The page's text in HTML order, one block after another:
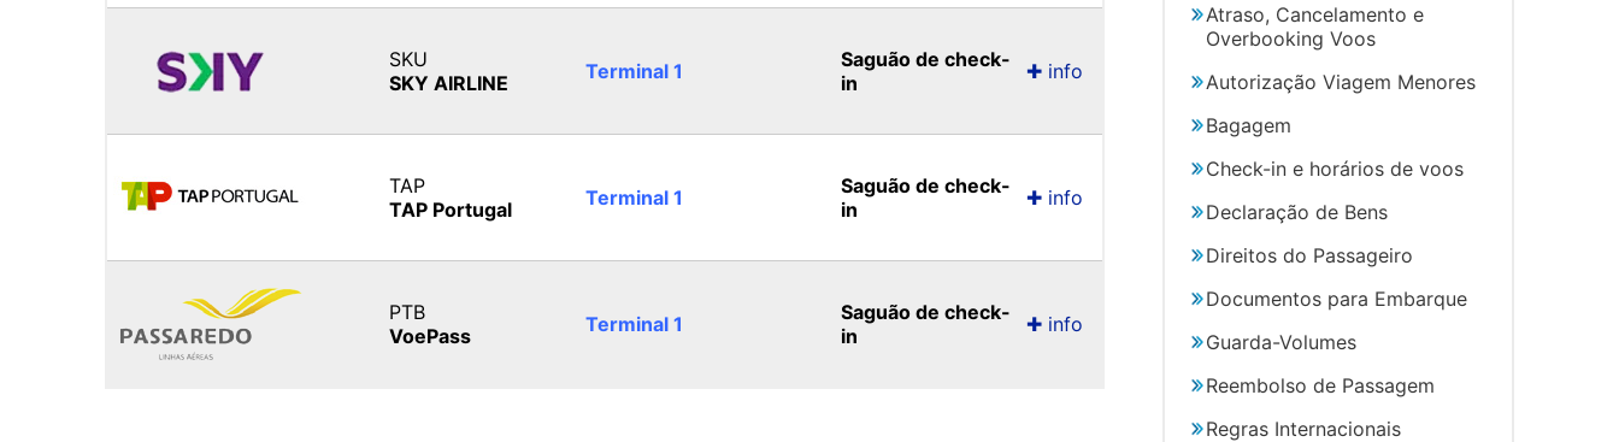
SKU
SKY AIRLINE
Terminal 1
Saguão de check-
in
✚ info
TAP
TAP Portugal
Terminal 1
Saguão de check-
in
✚ info
PTB
VoePass
Terminal 1
Saguão de check-
in
✚ info
Atraso, Cancelamento e
Overbooking Voos
Autorização Viagem Menores
Bagagem
Check-in e horários de voos
Declaração de Bens
Direitos do Passageiro
Documentos para Embarque
Guarda-Volumes
Reembolso de Passagem
Regras Internacionais